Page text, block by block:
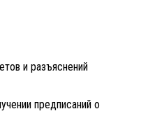
и разъяснений
предписаний о